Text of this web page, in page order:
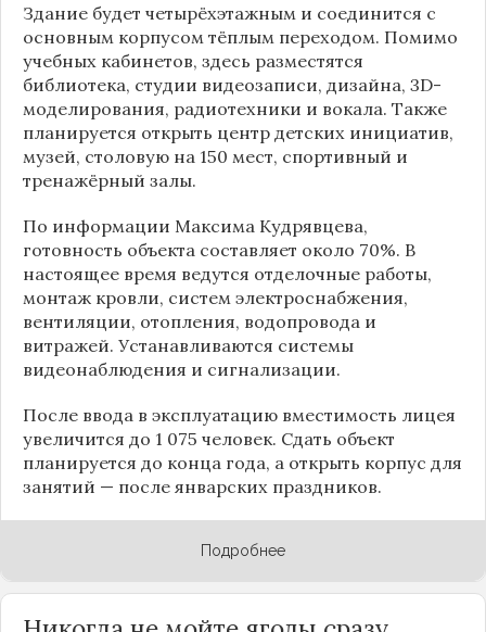
Здание будет четырёхэтажным и соединится с
основным корпусом тёплым переходом. Помимо
учебных кабинетов, здесь разместятся
библиотека, студии видеозаписи, дизайна, 3D-
моделирования, радиотехники и вокала. Также
планируется открыть центр детских инициатив,
музей, столовую на 150 мест, спортивный и
тренажёрный залы.
По информации Максима Кудрявцева,
готовность объекта составляет около 70%. В
настоящее время ведутся отделочные работы,
монтаж кровли, систем электроснабжения,
вентиляции, отопления, водопровода и
витражей. Устанавливаются системы
видеонаблюдения и сигнализации.
После ввода в эксплуатацию вместимость лицея
увеличится до 1 075 человек. Сдать объект
планируется до конца года, а открыть корпус для
занятий — после январских праздников.
Подробнее